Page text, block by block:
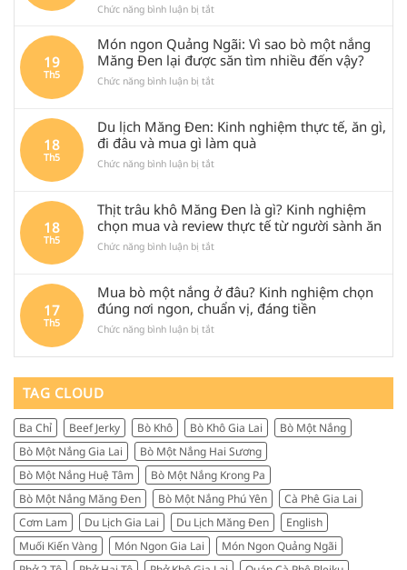
Chức năng bình luận bị tắtở
ngon
Huệ
Tâm
Măng
gì?
Review
một
Đen
chuẩn
khi
ghé
Quảng
Ngãi
19
Th5
Món ngon Quảng Ngãi: Vì sao bò một nắng
Măng Đen lại được săn tìm nhiều đến vậy?
Chức năng bình luận bị tắtở
Quảng
Ngãi:
Vì
sao
nắng
Măng
lại
săn
tìm
nhiều
đến
18
Th5
Du lịch Măng Đen: Kinh nghiệm thực tế, ăn gì,
đi đâu và mua gì làm quà
Chức năng bình luận bị tắtở
Măng
Đen:
Kinh
nghiệm
ăn
gì,
đâu
gì
quà
18
Th5
Thịt trâu khô Măng Đen là gì? Kinh nghiệm
chọn mua và review thực tế từ người sành ăn
Chức năng bình luận bị tắtở
khô
Măng
Đen
là
Kinh
nghiệm
và
review
thực
tế
từ
người
sành
ăn
17
Th5
Mua bò một nắng ở đâu? Kinh nghiệm chọn
đúng nơi ngon, chuẩn vị, đáng tiền
Chức năng bình luận bị tắtở
bò
đâu?
Kinh
nghiệm
chọn
đúng
nơi
ngon,
chuẩn
vị,
đáng
tiền
TAG CLOUD
Ba Chỉ Beef Jerky Bò Khô Bò Khô Gia Lai
Bò Một Nắng
Bò Một Nắng Gia Lai
Bò Một Nắng Hai Sương
Bò Một Nắng Huệ Tâm
Bò Một Nắng Krong Pa
Bò Một Nắng Măng Đen
Bò Một Nắng Phú Yên
Cà Phê Gia Lai
Cơm Lam
Du Lịch Gia Lai Du Lịch Măng Đen
English
Muối Kiến Vàng
Món Ngon Gia Lai
Món Ngon Quảng Ngãi